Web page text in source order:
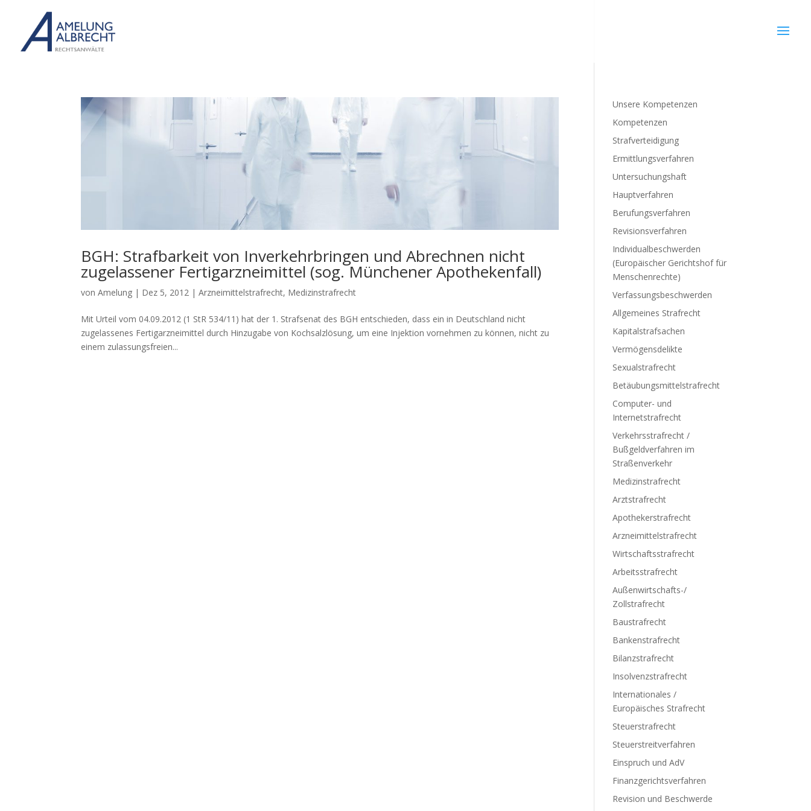
BGH: Strafbarkeit von Inverkehrbringen und Abrechnen nicht
zugelassener Fertigarzneimittel (sog. Münchener Apothekenfall)
vonAmelung | Dez 5, 2012 |Arzneimittelstrafrecht, Medizinstrafrecht
Mit Urteil vom 04.09.2012 (1 StR 534/11) hat der 1. Strafsenat des BGH entschieden, dass ein in Deutschland nicht
zugelassenes Fertigarzneimittel durch Hinzugabe von Kochsalzlösung, um eine Injektion vornehmen zu können, nicht zu
einem zulassungsfreien...
Unsere Kompetenzen
Kompetenzen
Strafverteidigung
Ermittlungsverfahren
Untersuchungshaft
Hauptverfahren
Berufungsverfahren
Revisionsverfahren
Individualbeschwerden
(Europäischer Gerichtshof für
Menschenrechte)
Verfassungsbeschwerden
Allgemeines Strafrecht
Kapitalstrafsachen
Vermögensdelikte
Sexualstrafrecht
Betäubungsmittelstrafrecht
Computer- und
Internetstrafrecht
Verkehrsstrafrecht /
Bußgeldverfahren im
Straßenverkehr
Medizinstrafrecht
Arztstrafrecht
Apothekerstrafrecht
Arzneimittelstrafrecht
Wirtschaftsstrafrecht
Arbeitsstrafrecht
Außenwirtschafts-/
Zollstrafrecht
Baustrafrecht
Bankenstrafrecht
Bilanzstrafrecht
Insolvenzstrafrecht
Internationales /
Europäisches Strafrecht
Steuerstrafrecht
Steuerstreitverfahren
Einspruch und AdV
Finanzgerichtsverfahren
Revision und Beschwerde